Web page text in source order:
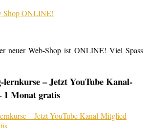
neuer Web-Shop ist ONLINE! Viel Spass
lernkurse – Jetzt YouTube Kanal-
1 Monat gratis